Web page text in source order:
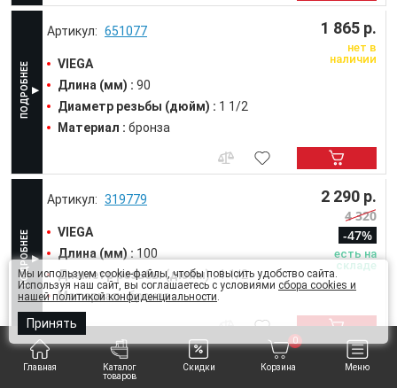
Главная
Каталог
товаров
Скидки Корзина
0
Меню
651077
VIEGA
Длина (мм) : 90
Диаметр резьбы (дюйм) : 1 1/2
Материал : бронза
1 865 р.
нет в
наличии
319779
VIEGA
Длина (мм) : 100
Диаметр резьбы (дюйм) :1 1/2
Материал : бронза
2 290 р.
4 320
-47%
есть на
складе
319786 2 528 р.
Мы используем cookie-файлы, чтобы повысить удобство сайта.
Используя наш сайт, вы соглашаетесь с условиями сбора cookies и
нашей политикой конфиденциальности.
Принять